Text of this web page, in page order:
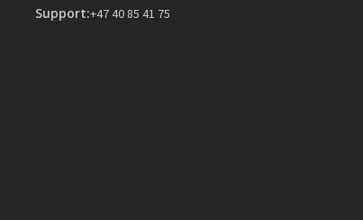
Support:+47 40 85 41 75